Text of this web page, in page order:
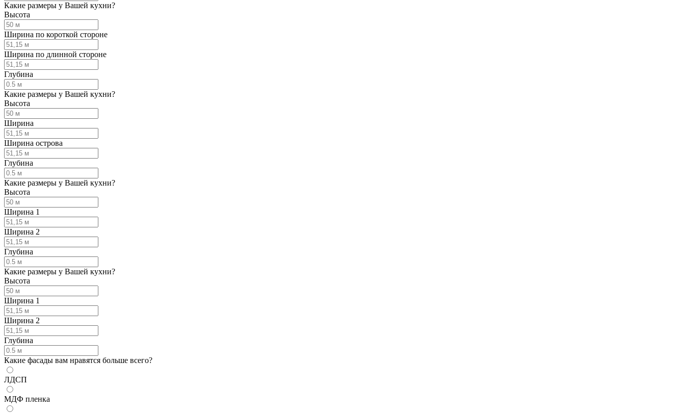
Какие размеры у Вашей кухни?
Высота
Ширина по короткой стороне
Ширина по длинной стороне
Глубина
Какие размеры у Вашей кухни?
Высота
Ширина
Ширина острова
Глубина
Какие размеры у Вашей кухни?
Высота
Ширина 1
Ширина 2
Глубина
Какие размеры у Вашей кухни?
Высота
Ширина 1
Ширина 2
Глубина
Какие фасады вам нравятся больше всего?
ЛДСП
МДФ пленка